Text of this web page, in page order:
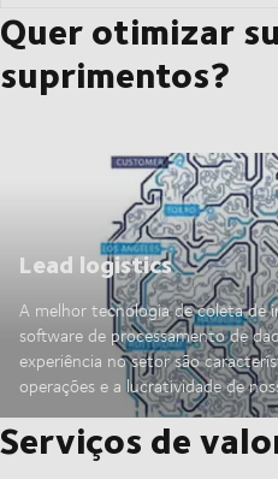
Quer otimizar
suprimentos?
Lead logistics
A melhor tecnologia de coleta de
software de processamento de
experiência no setor são
operações e a lucratividade de
Serviços de